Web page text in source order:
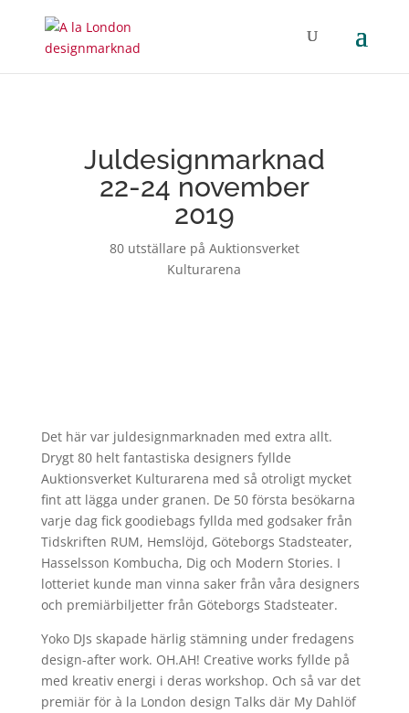
Juldesignmarknad
22-24 november
2019
80 utställare på Auktionsverket
Kulturarena
Det här var juldesignmarknaden med extra allt.
Drygt 80 helt fantastiska designers fyllde
Auktionsverket Kulturarena med så otroligt mycket
fint att lägga under granen. De 50 första besökarna
varje dag fick goodiebags fyllda med godsaker från
Tidskriften RUM, Hemslöjd, Göteborgs Stadsteater,
Hasselsson Kombucha, Dig och Modern Stories. I
lotteriet kunde man vinna saker från våra designers
och premiärbiljetter från Göteborgs Stadsteater.
Yoko DJs skapade härlig stämning under fredagens
design-after work. OH.AH! Creative works fyllde på
med kreativ energi i deras workshop. Och så var det
premiär för à la London design Talks där My Dahlöf